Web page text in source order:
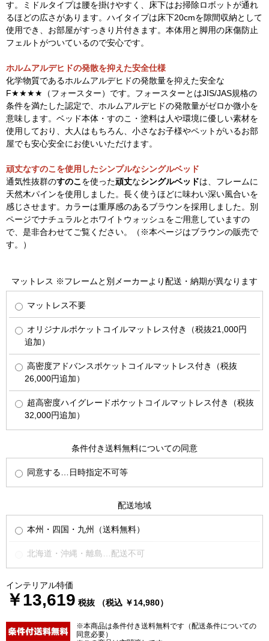
す。ミドルタイプは腰を掛けやすく、床下はお掃除ロボットが通れ
るほどの広さがあります。ハイタイプは床下20cmを隙間収納として
使用でき、お部屋がすっきり片付きます。本体用と脚用の床傷防止
フェルトがついているので安心です。
ホルムアルデヒドの発散を抑えた安全仕様
化学物質であるホルムアルデヒドの発散量を抑えた安全な
F★★★★（フォースター）です。フォースターとはJIS/JAS規格の
条件を満たした認定で、ホルムアルデヒドの発散量がゼロか微小を
意味します。ベッド本体・すのこ・塗料は人や環境に優しい素材を
使用しており、大人はもちろん、小さなお子様やペットがいるお部
屋でも安心安全にお使いいただけます。
頑丈なすのこを使用したシンプルなシングルベッド
通気性抜群のすのこ を使った頑丈なシングルベッドは、フレームに
天然木パインを使用しました。長く使うほどに味わい深い風合いを
感じさせます。カラーは重厚感のあるブラウンを採用しました。別
ページでナチュラルとホワイトウォッシュをご用意していますの
で、是非合わせてご覧ください。（※本ページはブラウンの販売で
す。）
マットレス ※フレームと別メーカーより配送・納期が異なります
マットレス不要
オリジナルポケットコイルマットレス付き（税抜21,000円
追加）
高密度アドバンスポケットコイルマットレス付き（税抜
26,000円追加）
超高密度ハイグレードポケットコイルマットレス付き（税抜
32,000円追加）
条件付き送料無料についての同意
同意する…日時指定不可等
配送地域
本州・四国・九州（送料無料）
北海道・沖縄・離島…配送不可
インテリアル特価
￥13,619 税抜 （税込 ￥14,980）
※本商品は条件付き送料無料です（配送条件についての
同意必要）